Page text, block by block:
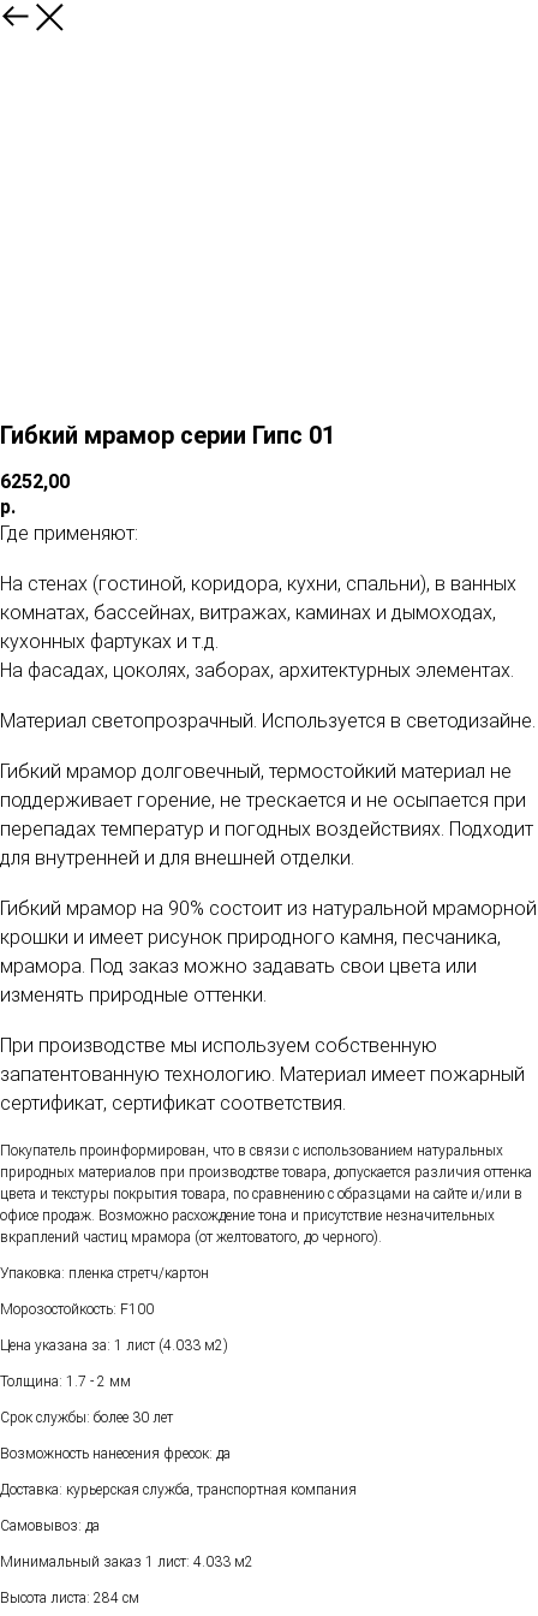
Гибкий мрамор серии Гипс 01
6252,00
р.
Где применяют:
На стенах (гостиной, коридора, кухни, спальни), в ванных
комнатах, бассейнах, витражах, каминах и дымоходах,
кухонных фартуках и т.д.
На фасадах, цоколях, заборах, архитектурных элементах.
Материал светопрозрачный. Используется в светодизайне.
Гибкий мрамор долговечный, термостойкий материал не
поддерживает горение, не трескается и не осыпается при
перепадах температур и погодных воздействиях. Подходит
для внутренней и для внешней отделки.
Гибкий мрамор на 90% состоит из натуральной мраморной
крошки и имеет рисунок природного камня, песчаника,
мрамора. Под заказ можно задавать свои цвета или
изменять природные оттенки.
При производстве мы используем собственную
запатентованную технологию. Материал имеет пожарный
сертификат, сертификат соответствия.
Покупатель проинформирован, что в связи с использованием натуральных
природных материалов при производстве товара, допускается различия оттенка
цвета и текстуры покрытия товара, по сравнению с образцами на сайте и/или в
офисе продаж. Возможно расхождение тона и присутствие незначительных
вкраплений частиц мрамора (от желтоватого, до черного).
Упаковка: пленка стретч/картон
Морозостойкость: F100
Цена указана за: 1 лист (4.033 м2)
Толщина: 1.7 - 2 мм
Срок службы: более 30 лет
Возможность нанесения фресок: да
Доставка: курьерская служба, транспортная компания
Самовывоз: да
Минимальный заказ 1 лист: 4.033 м2
Высота листа: 284 см